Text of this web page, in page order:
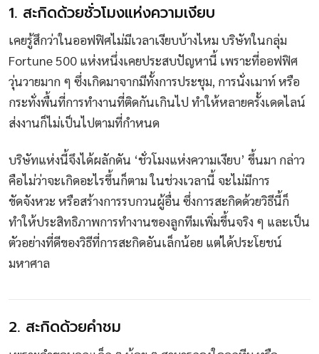
1. สะกิดด้วยชั่วโมงแห่งความเงียบ
เคยรู้สึกว่าในออฟฟิศไม่มีเวลาเงียบบ้างไหม บริษัทในกลุ่ม
Fortune 500 แห่งหนึ่งเคยประสบปัญหานี้ เพราะที่ออฟฟิศ
วุ่นวายมาก ๆ ซึ่งเกิดมาจากมีทั้งการประชุม, การนั่งเมาท์ หรือ
กระทั่งพื้นที่การทำงานที่ติดกันเกินไป ทำให้หลายครั้งเดดไลน์
ส่งงานก็ไม่เป็นไปตามที่กำหนด
บริษัทแห่งนี้จึงได้ผลักดัน ‘ชั่วโมงแห่งความเงียบ’ ขึ้นมา กล่าว
คือไม่ว่าจะเกิดอะไรขึ้นก็ตาม ในช่วงเวลานี้ จะไม่มีการ
ขัดจังหวะ หรือสร้างการรบกวนผู้อื่น ซึ่งการสะกิดด้วยวิธีนี้ก็
ทำให้ประสิทธิภาพการทำงานของลูกทีมเพิ่มขึ้นจริง ๆ และเป็น
ตัวอย่างที่ดีของวิธีที่การสะกิดอันเล็กน้อย แต่ได้ประโยชน์
มหาศาล
2. สะกิดด้วยคำชม